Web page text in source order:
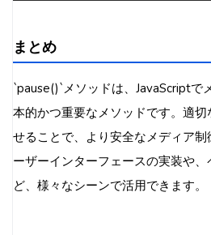
まとめ
`pause()`メソッドは、JavaScriptで
本的かつ重要なメソッドです。適
せることで、より安全なメディア
ーザーインターフェースの実装や
ど、様々なシーンで活用できます。